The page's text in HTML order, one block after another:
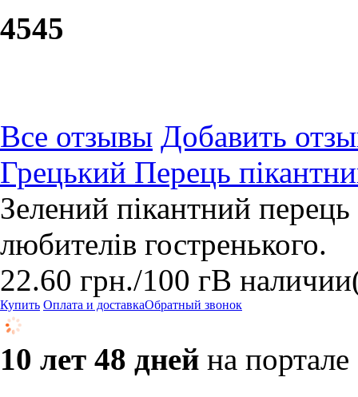
4545
Все отзывы Добавить
Грецький Перець
Зелений пікантний
любителів гостренького.
22.60 грн./100 гВ наличии
Купить Оплата и доставкаОбратный звонок
10 лет 48 дней на портале